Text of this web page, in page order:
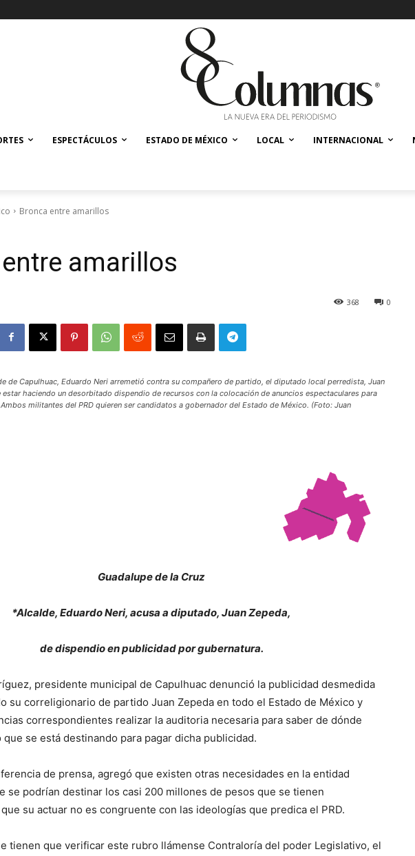
ESPECTÁCULOS ESTADO DE MÉXICO LOCAL INTERNACIONAL
Bronca entre amarillos
amarillos
0
368
de Capulhuac, Eduardo Neri arremetió contra su compañero de partido, el diputado local perredista, Juan
estar haciendo un desorbitado dispendio de recursos con la colocación de anuncios espectaculares para
militantes del PRD quieren ser candidatos a gobernador del Estado de México. (Foto: Juan
Guadalupe de la Cruz
*Alcalde, Eduardo Neri, acusa a diputado, Juan Zepeda,
de dispendio en publicidad por gubernatura.
presidente municipal de Capulhuac denunció la publicidad desmedida
su correligionario de partido Juan Zepeda en todo el Estado de México y
correspondientes realizar la auditoria necesaria para saber de dónde
se está destinando para pagar dicha publicidad.
de prensa, agregó que existen otras necesidades en la entidad
se podrían destinar los casi 200 millones de pesos que se tienen
su actuar no es congruente con las ideologías que predica el PRD.
tienen que verificar este rubro llámense Contraloría del poder Legislativo, el